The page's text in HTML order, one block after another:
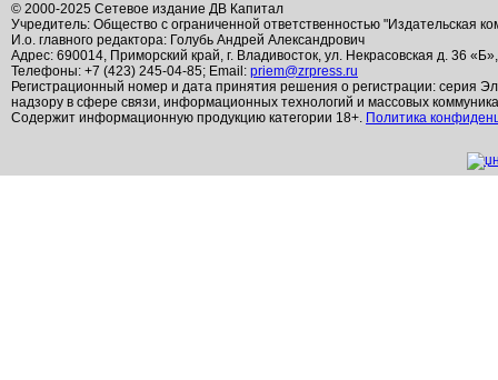
© 2000-2025 Сетевое издание ДВ Капитал
Учредитель: Общество с ограниченной ответственностью "Издательская
И.о. главного редактора: Голубь Андрей Александрович
Адрес: 690014, Приморский край, г. Владивосток, ул. Некрасовская д. 36
Телефоны: +7 (423) 245-04-85; Email: priem@zrpress.ru
Регистрационный номер и дата принятия решения о регистрации: серия
надзору в сфере связи, информационных технологий и массовых
Содержит информационную продукцию категории 18+. Политика